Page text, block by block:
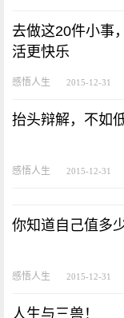
去做这20件小事
活更快乐
感悟人生 2015-12-31
抬头辩解，不如
感悟人生 2015-12-31
你知道自己值多
感悟人生 2015-12-31
人生与三兽！